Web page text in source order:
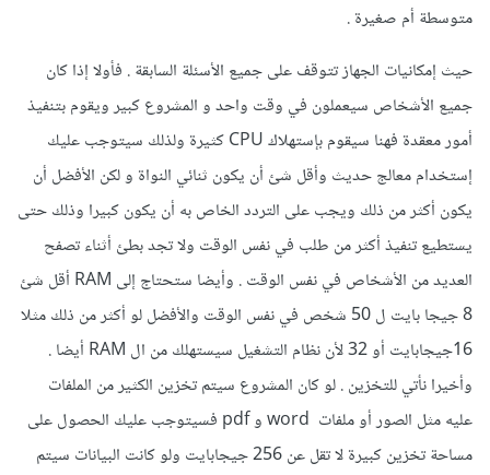
متوسطة أم صغيرة .
حيث إمكانيات الجهاز تتوقف على جميع الأسئلة السابقة . فأولا إذا كان
جميع الأشخاص سيعملون في وقت واحد و المشروع كبير ويقوم بتنفيذ
أمور معقدة فهنا سيقوم بإستهلاك CPU كثيرة ولذلك سيتوجب عليك
إستخدام معالج حديث وأقل شئ أن يكون ثنائي النواة و لكن الأفضل أن
يكون أكثر من ذلك ويجب على التردد الخاص به أن يكون كبيرا وذلك حتى
يستطيع تنفيذ أكثر من طلب في نفس الوقت ولا تجد بطئ أثناء تصفح
العديد من الأشخاص في نفس الوقت . وأيضا ستحتاج إلى RAM أقل شئ
8 جيجا بايت ل 50 شخص في نفس الوقت والأفضل لو أكثر من ذلك مثلا
16جيجابايت أو 32 لأن نظام التشغيل سيستهلك من ال RAM أيضا .
وأخيرا نأتي للتخزين . لو كان المشروع سيتم تخزين الكثير من الملفات
عليه مثل الصور أو ملفات word و pdf فسيتوجب عليك الحصول على
مساحة تخزين كبيرة لا تقل عن 256 جيجابايت ولو كانت البيانات سيتم